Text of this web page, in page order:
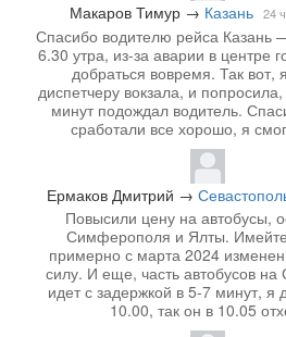
Макаров Тимур → Казань 24
Спасибо водителю рейса Казань
6.30 утра, из-за аварии в центре
добраться вовремя. Так вот,
диспетчеру вокзала, и
минут подождал водитель.
сработали все хорошо, я
Ермаков Дмитрий →
Повысили цену на автобусы,
Симферополя и Ялты. Имейте
примерно с марта 2024
силу. И еще, часть автобусов
идет с задержкой в 5-7 минут, я
10.00, так он в 10.05